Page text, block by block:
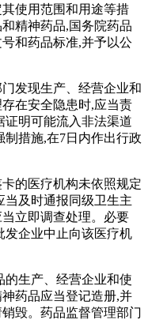
使用范围和用途等措
精神药品,国务院药品
和药品标准,并予以公
发现生产、经营企业和
在安全隐患时,应当责
证明可能流入非法渠道
措施,在7日内作出行政
的医疗机构未依照规定
当及时通报同级卫生主
立即调查处理。必要
发企业中止向该医疗机
的生产、经营企业和使
药品应当登记造册,并
毁。药品监督管理部门